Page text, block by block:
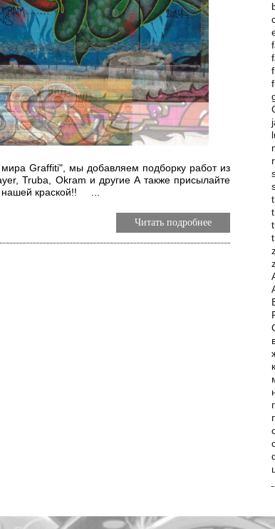
Graffiti", мы добавляем подборку работ из
Truba, Okram и другие А также присылайте
нашей краской!! ...
Читать подробнее